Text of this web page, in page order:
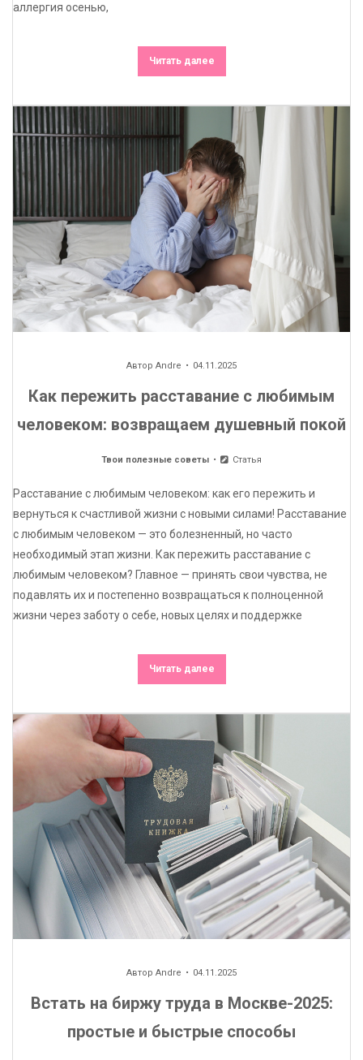
аллергия осенью,
Читать далее
Автор Andre 04.11.2025
Как пережить расставание с любимым
человеком: возвращаем душевный покой
Твои полезные советы Статья
Расставание с любимым человеком: как его пережить и
вернуться к счастливой жизни с новыми силами! Расставание
с любимым человеком — это болезненный, но часто
необходимый этап жизни. Как пережить расставание с
любимым человеком? Главное — принять свои чувства, не
подавлять их и постепенно возвращаться к полноценной
жизни через заботу о себе, новых целях и поддержке
Читать далее
Автор Andre 04.11.2025
Встать на биржу труда в Москве-2025:
простые и быстрые способы